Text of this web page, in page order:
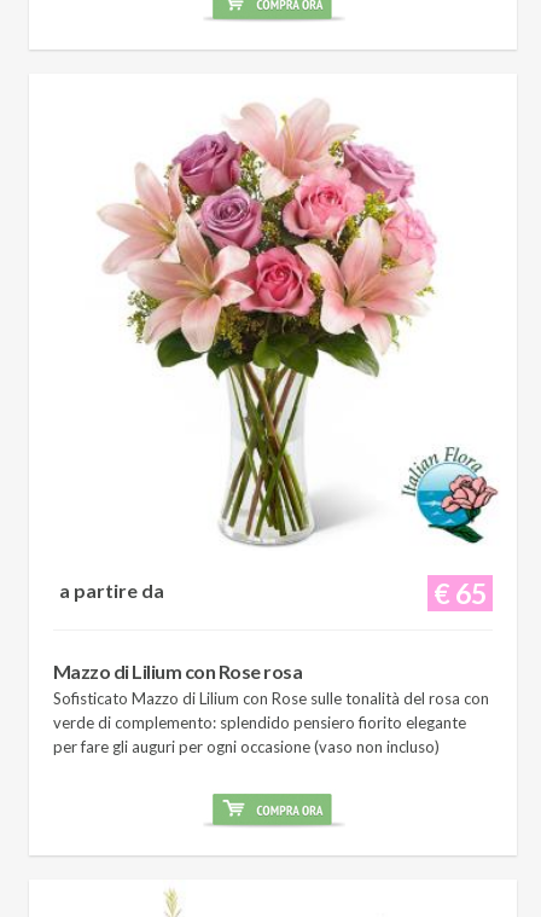
€ 65
a partire da
Mazzo di Lilium con Rose rosa
Sofisticato Mazzo di Lilium con Rose sulle tonalità del rosa con
verde di complemento: splendido pensiero fiorito elegante
per fare gli auguri per ogni occasione (vaso non incluso)